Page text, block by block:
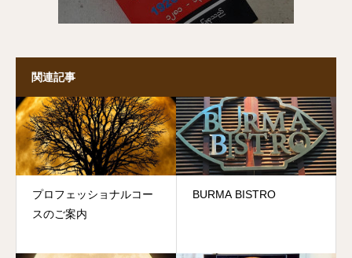
関連記事
プロフェッショナルコー
スのご案内
BURMA BISTRO